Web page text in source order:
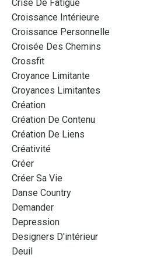
Crise De Fatigue
Croissance Intérieure
Croissance Personnelle
Croisée Des Chemins
Crossfit
Croyance Limitante
Croyances Limitantes
Création
Création De Contenu
Création De Liens
Créativité
Créer
Créer Sa Vie
Danse Country
Demander
Depression
Designers D'intérieur
Deuil